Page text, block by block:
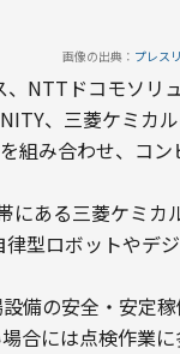
画像の出典： プレス
NTTドコモソリ
、三菱ケミカ
組み合わせ、コ
にある三菱ケミ
型ロボットやデ
備の安全・安定
合には点検作業